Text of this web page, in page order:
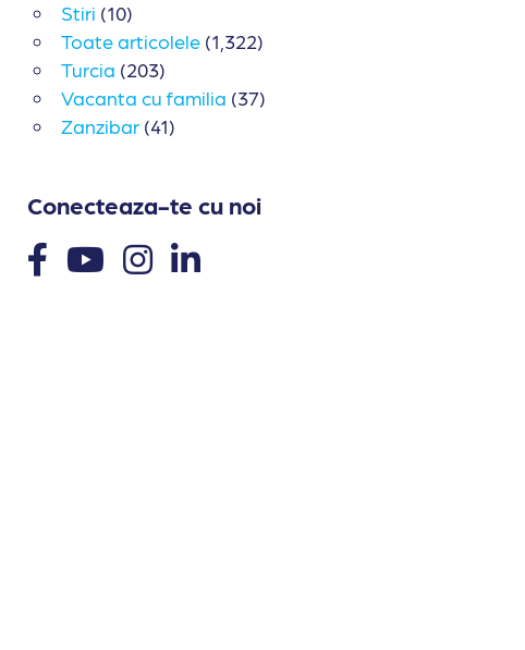
Stiri (10)
Toate articolele (1,322)
Turcia (203)
Vacanta cu familia (37)
Zanzibar (41)
Conecteaza-te cu noi